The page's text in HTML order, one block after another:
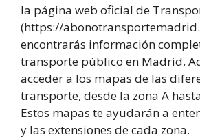
la página web oficial de
(https://
encontrarás información
transporte público en Madrid.
acceder a los mapas de las
transporte, desde la zona A
Estos mapas te ayudarán a
y las extensiones de cada zona.